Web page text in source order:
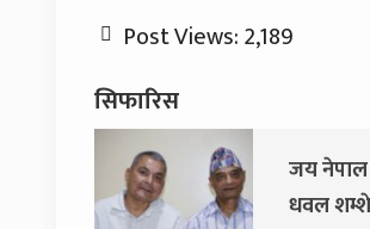
Post Views:2,189
सिफारिस
जय नेपाल पार्टी खोल्दै
धवल शम्शेर र दुर्गा प्रसाईं,